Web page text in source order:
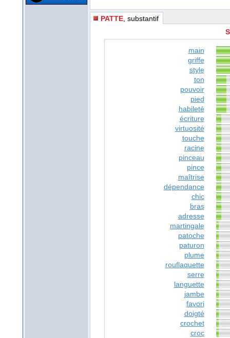
PATTE , substantif
main
griffe
style
ton
pouvoir
pied
habileté
écriture
virtuosité
touche
racine
pinceau
pince
maîtrise
dépendance
chic
bras
adresse
martingale
patoche
paturon
plume
rouflaquette
serre
languette
jambe
favori
doigté
crochet
croc